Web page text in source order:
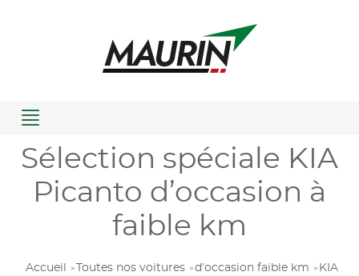
Menu
Sélection spéciale KIA
Picanto d’occasion à
faible km
Accueil Toutes nos voitures d’occasion faible km
KIA